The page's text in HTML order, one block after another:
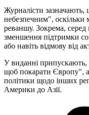
Журналісти
небезпечним", оскільки
реваншу. Зокрема,
зменшення підтримки
або навіть відмову від
У виданні
щоб покарати Європу",
політики щодо інших
Америки до Азії.